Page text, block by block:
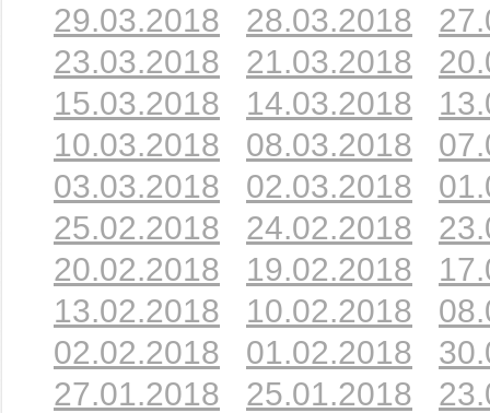
29.03.2018
28.03.2018
23.03.2018
21.03.2018
15.03.2018
14.03.2018
10.03.2018
08.03.2018
03.03.2018
02.03.2018
25.02.2018
24.02.2018
20.02.2018
19.02.2018
13.02.2018
10.02.2018
02.02.2018
01.02.2018
27.01.2018
25.01.2018